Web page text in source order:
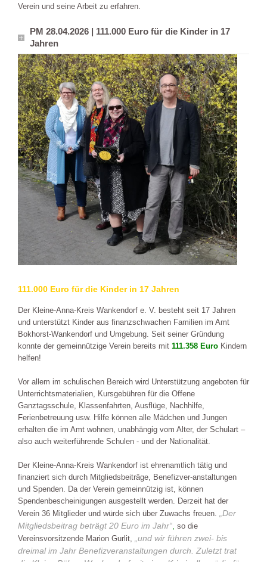
Verein und seine Arbeit zu erfahren.
PM 28.04.2026 | 111.000 Euro für die Kinder in 17
Jahren
111.000 Euro für die Kinder in 17 Jahren
Der Kleine-Anna-Kreis Wankendorf e. V. besteht seit 17 Jahren
und unterstützt Kinder aus finanzschwachen Familien im Amt
Bokhorst-Wankendorf und Umgebung. Seit seiner Gründung
konnte der gemeinnützige Verein bereits mit 111.358 Euro Kindern
helfen!
Vor allem im schulischen Bereich wird Unterstützung angeboten für
Unterrichtsmaterialien, Kursgebühren für die Offene
Ganztagsschule, Klassenfahrten, Ausflüge, Nachhilfe,
Ferienbetreuung usw. Hilfe können alle Mädchen und Jungen
erhalten die im Amt wohnen, unabhängig vom Alter, der Schulart –
also auch weiterführende Schulen - und der Nationalität.
Der Kleine-Anna-Kreis Wankendorf ist ehrenamtlich tätig und
finanziert sich durch Mitgliedsbeiträge, Benefizver-anstaltungen
und Spenden. Da der Verein gemeinnützig ist, können
Spendenbescheinigungen ausgestellt werden. Derzeit hat der
Verein 36 Mitglieder und würde sich über Zuwachs freuen. „Der
Mitgliedsbeitrag beträgt 20 Euro im Jahr“, so die
Vereinsvorsitzende Marion Gurlit, „und wir führen zwei- bis
dreimal im Jahr Benefizveranstaltungen durch. Zuletzt trat